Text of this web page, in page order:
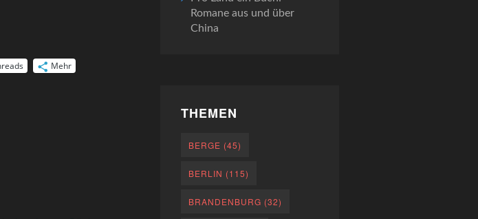
Mehr
Romane aus und über
China
THEMEN
BERGE (45)
BERLIN (115)
BRANDENBURG (32)